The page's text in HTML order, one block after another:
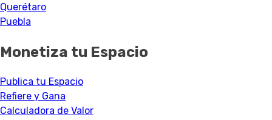
Querétaro
Puebla
Monetiza tu Espacio
Publica tu Espacio
Refiere y Gana
Calculadora de Valor